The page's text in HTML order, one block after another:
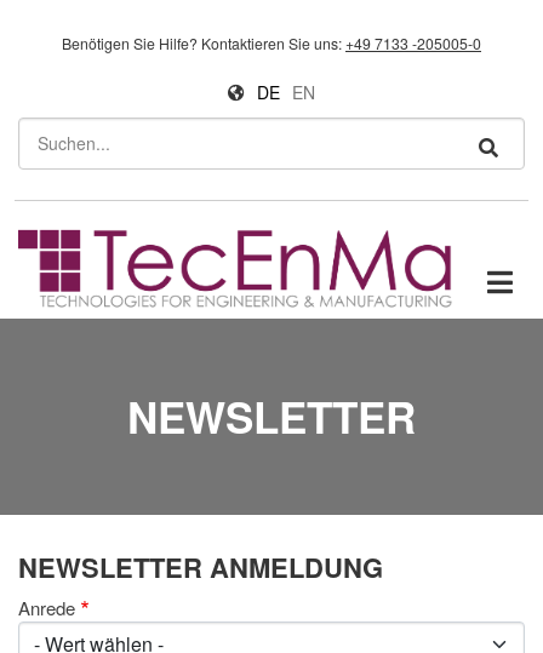
Benötigen Sie Hilfe? Kontaktieren Sie uns:+49 7133 -205005-0
DE EN
Suchen
NEWSLETTER
NEWSLETTER ANMELDUNG
Anrede